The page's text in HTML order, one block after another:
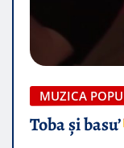
MUZICA
Toba și basu’